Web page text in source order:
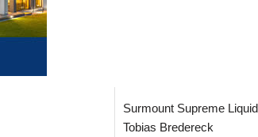
Surmount Supreme
Tobias Bredereck